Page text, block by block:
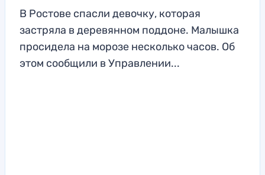
В Ростове спасли девочку, которая
застряла в деревянном поддоне. Малышка
просидела на морозе несколько часов. Об
этом сообщили в Управлении...